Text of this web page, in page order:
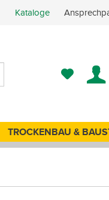
Kataloge
TROCKENBAU &